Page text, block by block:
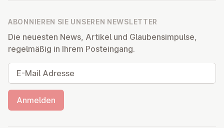
ABONNIEREN SIE UNSEREN NEWSLETTER
Die neuesten News, Artikel und Glaubensimpulse,
regelmäßig in Ihrem Posteingang.
E-Mail Adresse
Anmelden